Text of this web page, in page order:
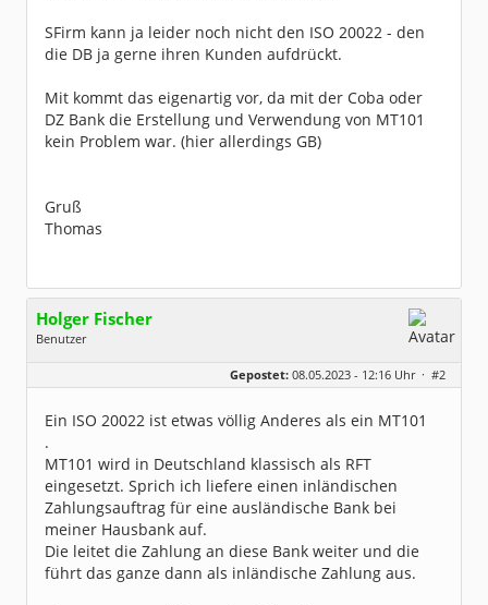
SFirm kann ja leider noch nicht den ISO 20022 - den
die DB ja gerne ihren Kunden aufdrückt.
Mit kommt das eigenartig vor, da mit der Coba oder
DZ Bank die Erstellung und Verwendung von MT101
kein Problem war. (hier allerdings GB)
Gruß
Thomas
Holger Fischer
Benutzer
Alter:
54
Dabei seit:
02 / 2003
Gepostet: 08.05.2023 - 12:16 Uhr · #2
Ein ISO 20022 ist etwas völlig Anderes als ein MT101
.
MT101 wird in Deutschland klassisch als RFT
eingesetzt. Sprich ich liefere einen inländischen
Zahlungsauftrag für eine ausländische Bank bei
meiner Hausbank auf.
Die leitet die Zahlung an diese Bank weiter und die
führt das ganze dann als inländische Zahlung aus.